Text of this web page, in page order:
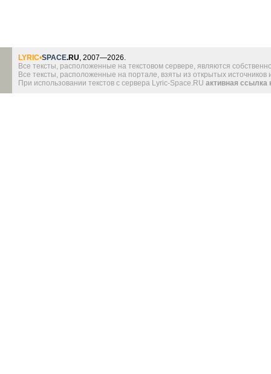
LYRIC•SPACE.RU, 2007—2026.
Все тексты, расположенные на текстовом сервере, являются
Все тексты, расположенные на портале, взяты из открытых
При использовании текстов с сервера Lyric-Space.RU активная ссылка